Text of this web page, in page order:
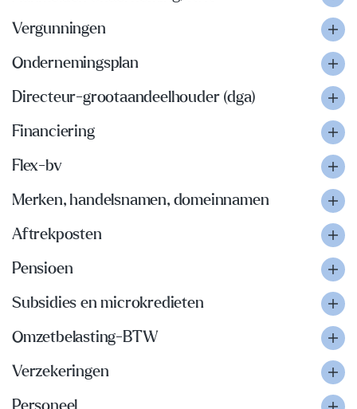
Vergunningen
Ondernemingsplan
Directeur-grootaandeelhouder (dga)
Financiering
Flex-bv
Merken, handelsnamen, domeinnamen
Aftrekposten
Pensioen
Subsidies en microkredieten
Omzetbelasting-BTW
Verzekeringen
Personeel